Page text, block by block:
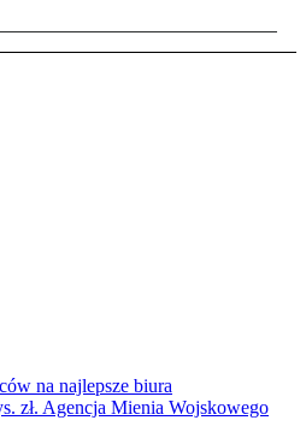
na najlepsze biura
zł. Agencja Mienia Wojskowego